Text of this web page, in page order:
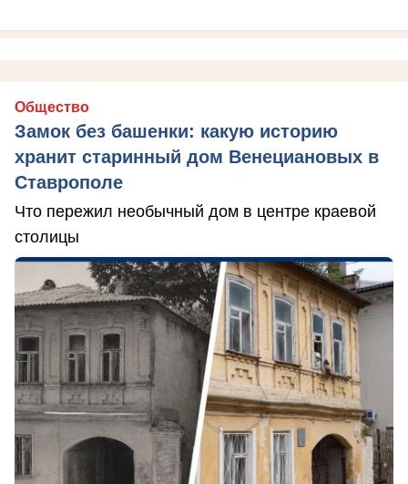
Общество
Замок без башенки: какую историю
хранит старинный дом Венециановых в
Ставрополе
Что пережил необычный дом в центре краевой
столицы